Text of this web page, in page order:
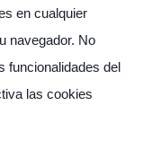
en cualquier
navegador. No
funcionalidades del
las cookies